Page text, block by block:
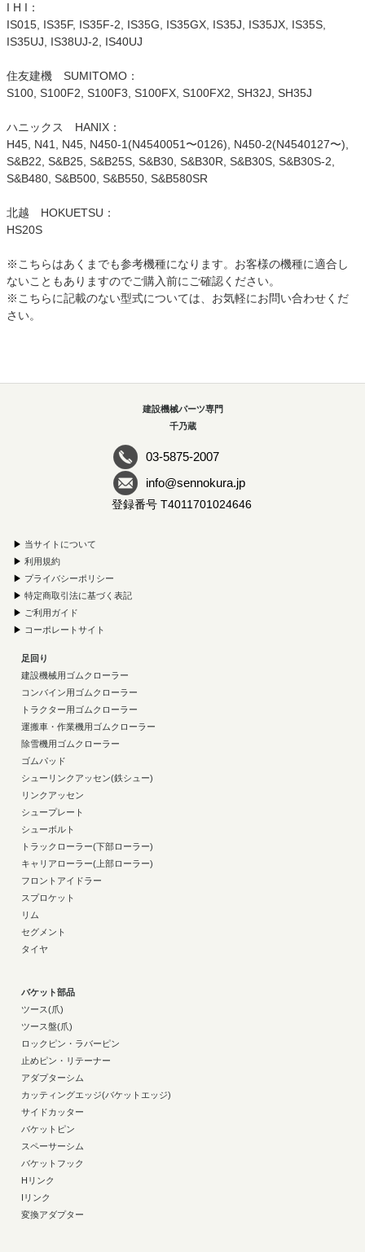
I H I：
IS015, IS35F, IS35F-2, IS35G, IS35GX, IS35J, IS35JX, IS35S,
IS35UJ, IS38UJ-2, IS40UJ
住友建機 SUMITOMO：
S100, S100F2, S100F3, S100FX, S100FX2, SH32J, SH35J
ハニックス HANIX：
H45, N41, N45, N450-1(N4540051〜0126), N450-2(N4540127〜),
S&B22, S&B25, S&B25S, S&B30, S&B30R, S&B30S, S&B30S-2,
S&B480, S&B500, S&B550, S&B580SR
北越 HOKUETSU：
HS20S
※こちらはあくまでも参考機種になります。お客様の機種に適合し
ないこともありますのでご購入前にご確認ください。
※こちらに記載のない型式については、お気軽にお問い合わせくだ
さい。
建設機械パーツ専門
千乃蔵
03-5875-2007
info@sennokura.jp
登録番号 T4011701024646
▶ 当サイトについて
▶ 利用規約
▶ プライバシーポリシー
▶ 特定商取引法に基づく表記
▶ ご利用ガイド
▶ コーポレートサイト
足回り
建設機械用ゴムクローラー
コンバイン用ゴムクローラー
トラクター用ゴムクローラー
運搬車・作業機用ゴムクローラー
除雪機用ゴムクローラー
ゴムパッド
シューリンクアッセン(鉄シュー)
リンクアッセン
シュープレート
シューボルト
トラックローラー(下部ローラー)
キャリアローラー(上部ローラー)
フロントアイドラー
スプロケット
リム
セグメント
タイヤ
バケット部品
ツース(爪)
ツース盤(爪)
ロックピン・ラバーピン
止めピン・リテーナー
アダプターシム
カッティングエッジ(バケットエッジ)
サイドカッター
バケットピン
スペーサーシム
バケットフック
Hリンク
Iリンク
変換アダプター